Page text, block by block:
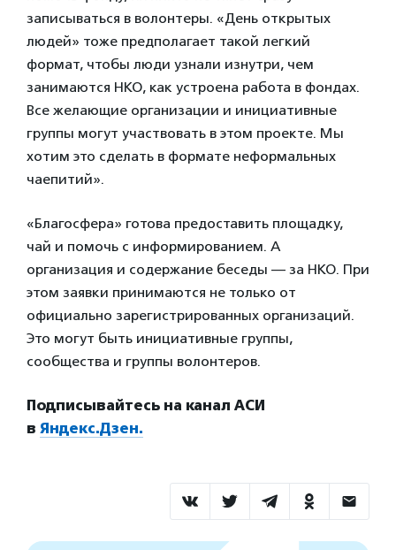
записываться в волонтеры. «День открытых
людей» тоже предполагает такой легкий
формат, чтобы люди узнали изнутри, чем
занимаются НКО, как устроена работа в фондах.
Все желающие организации и инициативные
группы могут участвовать в этом проекте. Мы
хотим это сделать в формате неформальных
чаепитий».
«Благосфера» готова предоставить площадку,
чай и помочь с информированием. А
организация и содержание беседы — за НКО. При
этом заявки принимаются не только от
официально зарегистрированных организаций.
Это могут быть инициативные группы,
сообщества и группы волонтеров.
Подписывайтесь на канал АСИ
в Яндекс.Дзен.